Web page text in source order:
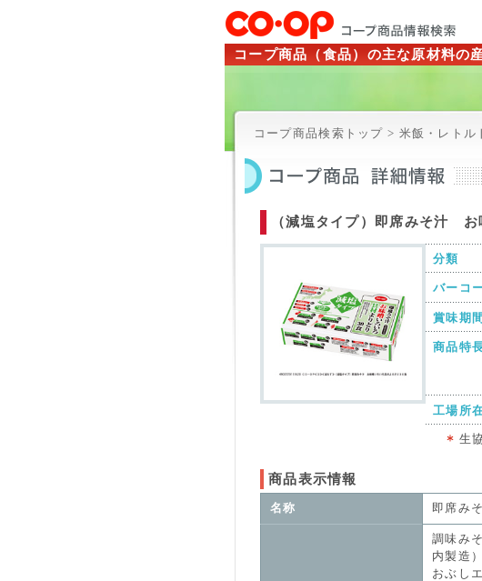
コープ商品（食品）の主な原材料の
コープ商品検索トップ > 米飯・レト
（減塩タイプ）即席みそ汁
分類
バーコ
賞味期間
商品特
工場所
生
商品表示情報
名称 即席み
調味み
内製造
おぶし